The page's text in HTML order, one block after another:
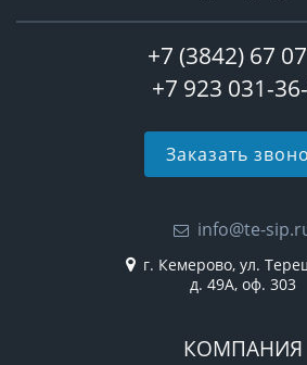
+7 (3842) 67
+7 923 031-
Заказать
info@te-
г. Кемерово, ул.
д. 49А, оф. 303
КОМПАНИЯ